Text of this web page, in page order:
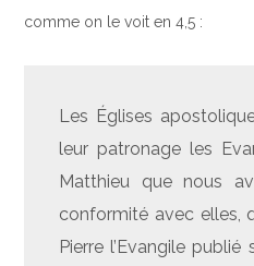
comme on le voit en 4,5 :
Les Églises
leur patronage les
Matthieu que nous
conformité avec elles,
Pierre l’Evangile